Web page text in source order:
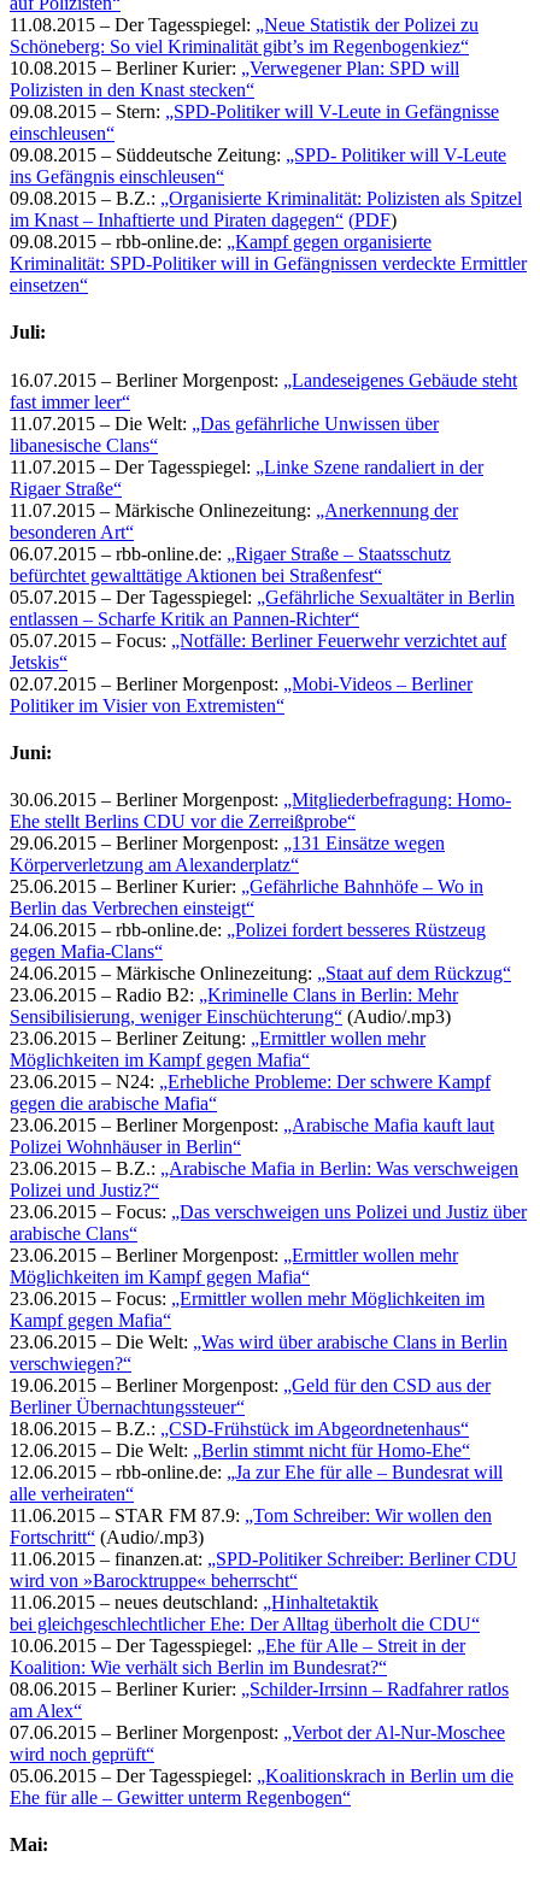
11.08.2015 – Der Tagesspiegel: „Neue Statistik der Polizei zu
Schöneberg: So viel Kriminalität gibt’s im Regenbogenkiez“
10.08.2015 – Berliner Kurier: „Verwegener Plan: SPD will
Polizisten in den Knast stecken“
09.08.2015 – Stern: „SPD-Politiker will V-Leute in Gefängnisse
einschleusen“
09.08.2015 – Süddeutsche Zeitung: „SPD- Politiker will V-Leute
ins Gefängnis einschleusen“
09.08.2015 – B.Z.: „Organisierte Kriminalität: Polizisten als Spitzel
im Knast – Inhaftierte und Piraten dagegen“ (PDF)
09.08.2015 – rbb-online.de: „Kampf gegen organisierte
Kriminalität: SPD-Politiker will in Gefängnissen verdeckte Ermittler
einsetzen“
Juli:
16.07.2015 – Berliner Morgenpost: „Landeseigenes Gebäude steht
fast immer leer“
11.07.2015 – Die Welt: „Das gefährliche Unwissen über
libanesische Clans“
11.07.2015 – Der Tagesspiegel: „Linke Szene randaliert in der
Rigaer Straße“
11.07.2015 – Märkische Onlinezeitung: „Anerkennung der
besonderen Art“
06.07.2015 – rbb-online.de: „Rigaer Straße – Staatsschutz
befürchtet gewalttätige Aktionen bei Straßenfest“
05.07.2015 – Der Tagesspiegel: „Gefährliche Sexualtäter in Berlin
entlassen – Scharfe Kritik an Pannen-Richter“
05.07.2015 – Focus: „Notfälle: Berliner Feuerwehr verzichtet auf
Jetskis“
02.07.2015 – Berliner Morgenpost: „Mobi-Videos – Berliner
Politiker im Visier von Extremisten“
Juni:
30.06.2015 – Berliner Morgenpost: „Mitgliederbefragung: Homo-
Ehe stellt Berlins CDU vor die Zerreißprobe“
29.06.2015 – Berliner Morgenpost: „131 Einsätze wegen
Körperverletzung am Alexanderplatz“
25.06.2015 – Berliner Kurier: „Gefährliche Bahnhöfe – Wo in
Berlin das Verbrechen einsteigt“
24.06.2015 – rbb-online.de: „Polizei fordert besseres Rüstzeug
gegen Mafia-Clans“
24.06.2015 – Märkische Onlinezeitung: „Staat auf dem Rückzug“
23.06.2015 – Radio B2: „Kriminelle Clans in Berlin: Mehr
Sensibilisierung, weniger Einschüchterung“ (Audio/.mp3)
23.06.2015 – Berliner Zeitung: „Ermittler wollen mehr
Möglichkeiten im Kampf gegen Mafia“
23.06.2015 – N24: „Erhebliche Probleme: Der schwere Kampf
gegen die arabische Mafia“
23.06.2015 – Berliner Morgenpost: „Arabische Mafia kauft laut
Polizei Wohnhäuser in Berlin“
23.06.2015 – B.Z.: „Arabische Mafia in Berlin: Was verschweigen
Polizei und Justiz?“
23.06.2015 – Focus: „Das verschweigen uns Polizei und Justiz über
arabische Clans“
23.06.2015 – Berliner Morgenpost: „Ermittler wollen mehr
Möglichkeiten im Kampf gegen Mafia“
23.06.2015 – Focus: „Ermittler wollen mehr Möglichkeiten im
Kampf gegen Mafia“
23.06.2015 – Die Welt: „Was wird über arabische Clans in Berlin
verschwiegen?“
19.06.2015 – Berliner Morgenpost: „Geld für den CSD aus der
Berliner Übernachtungssteuer“
18.06.2015 – B.Z.: „CSD-Frühstück im Abgeordnetenhaus“
12.06.2015 – Die Welt: „Berlin stimmt nicht für Homo-Ehe“
12.06.2015 – rbb-online.de: „Ja zur Ehe für alle – Bundesrat will
alle verheiraten“
11.06.2015 – STAR FM 87.9: „Tom Schreiber: Wir wollen den
Fortschritt“ (Audio/.mp3)
11.06.2015 – finanzen.at: „SPD-Politiker Schreiber: Berliner CDU
wird von »Barocktruppe« beherrscht“
11.06.2015 – neues deutschland: „Hinhaltetaktik
bei gleichgeschlechtlicher Ehe: Der Alltag überholt die CDU“
10.06.2015 – Der Tagesspiegel: „Ehe für Alle – Streit in der
Koalition: Wie verhält sich Berlin im Bundesrat?“
08.06.2015 – Berliner Kurier: „Schilder-Irrsinn – Radfahrer ratlos
am Alex“
07.06.2015 – Berliner Morgenpost: „Verbot der Al-Nur-Moschee
wird noch geprüft“
05.06.2015 – Der Tagesspiegel: „Koalitionskrach in Berlin um die
Ehe für alle – Gewitter unterm Regenbogen“
Mai: